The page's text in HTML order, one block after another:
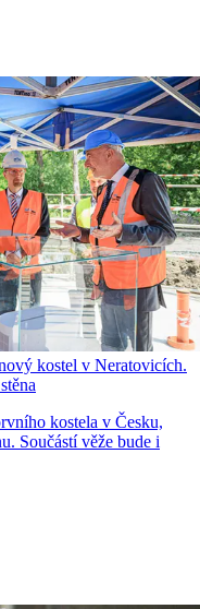
kostel v Neratovicích.
kostela v Česku,
Součástí věže bude i